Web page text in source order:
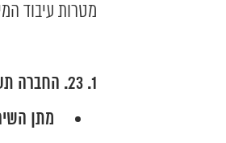
מטרות עיבוד
23. החברה תעשה שימוש במידע לצורך:
מתן